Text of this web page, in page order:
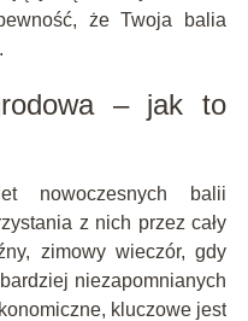
że Twoja balia
– jak to
nowoczesnych balii
z nich przez cały
zimowy wieczór, gdy
niezapomnianych
kluczowe jest